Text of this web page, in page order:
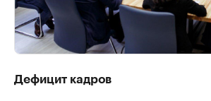
Дефицит кадров